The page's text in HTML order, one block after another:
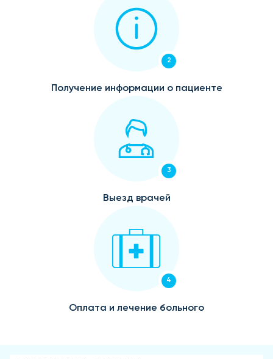
2
Получение информации о пациенте
3
Выезд врачей
4
Оплата и лечение больного